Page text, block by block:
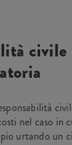
nel caso in
urtando un